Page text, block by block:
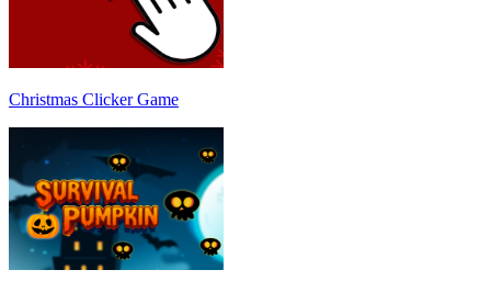
Christmas Clicker Game